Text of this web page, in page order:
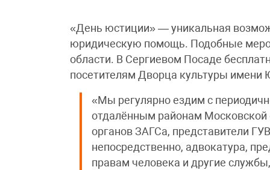
«День юстиции» — уникальная
юридическую помощь. Подобные
области. В Сергиевом Посаде
посетителям Дворца культуры имени
«Мы регулярно ездим с
отдалённым районам Московской
органов ЗАГСа, представители
непосредственно, адвокатура,
правам человека и другие